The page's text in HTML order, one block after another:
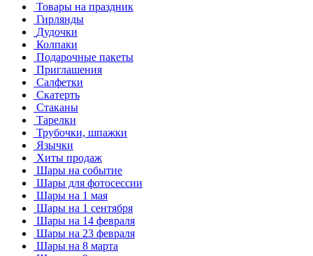
Товары на праздник
Гирлянды
Дудочки
Колпаки
Подарочные пакеты
Приглашения
Салфетки
Скатерть
Стаканы
Тарелки
Трубочки, шпажки
Язычки
Хиты продаж
Шары на событие
Шары для фотосессии
Шары на 1 мая
Шары на 1 сентября
Шары на 14 февраля
Шары на 23 февраля
Шары на 8 марта